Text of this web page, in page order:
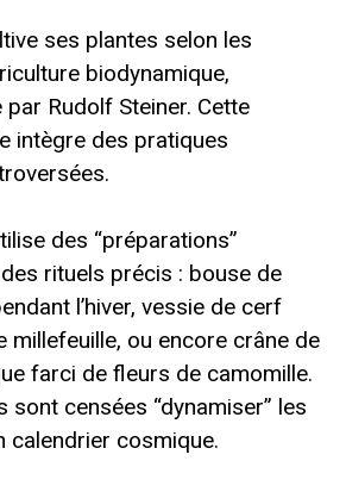
ses plantes selon les
biodynamique,
Rudolf Steiner. Cette
intègre des pratiques
des “préparations”
rituels précis : bouse de
l’hiver, vessie de cerf
millefeuille, ou encore crâne de
farci de fleurs de camomille.
sont censées “dynamiser” les
calendrier cosmique.